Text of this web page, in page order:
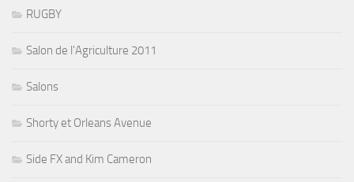
RUGBY
Salon de l'Agriculture 2011
Salons
Shorty et Orleans Avenue
Side FX and Kim Cameron